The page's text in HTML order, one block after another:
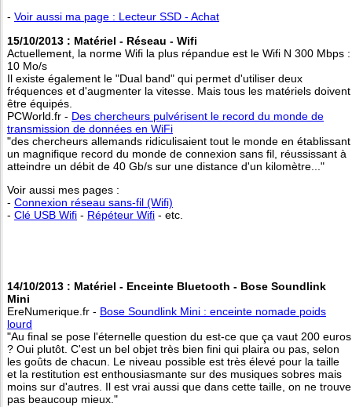
- Voir aussi ma page : Lecteur SSD - Achat
15/10/2013 : Matériel - Réseau - Wifi
Actuellement, la norme Wifi la plus répandue est le Wifi N 300 Mbps :
10 Mo/s
Il existe également le "Dual band" qui permet d'utiliser deux
fréquences et d'augmenter la vitesse. Mais tous les matériels doivent
être équipés.
PCWorld.fr - Des chercheurs pulvérisent le record du monde de
transmission de données en WiFi
"des chercheurs allemands ridiculisaient tout le monde en établissant
un magnifique record du monde de connexion sans fil, réussissant à
atteindre un débit de 40 Gb/s sur une distance d'un kilomètre..."
Voir aussi mes pages :
- Connexion réseau sans-fil (Wifi)
- Clé USB Wifi - Répéteur Wifi - etc.
14/10/2013 : Matériel - Enceinte Bluetooth - Bose Soundlink
Mini
EreNumerique.fr - Bose Soundlink Mini : enceinte nomade poids
lourd
"Au final se pose l'éternelle question du est-ce que ça vaut 200 euros
? Oui plutôt. C'est un bel objet très bien fini qui plaira ou pas, selon
les goûts de chacun. Le niveau possible est très élevé pour la taille
et la restitution est enthousiasmante sur des musiques sobres mais
moins sur d'autres. Il est vrai aussi que dans cette taille, on ne trouve
pas beaucoup mieux."